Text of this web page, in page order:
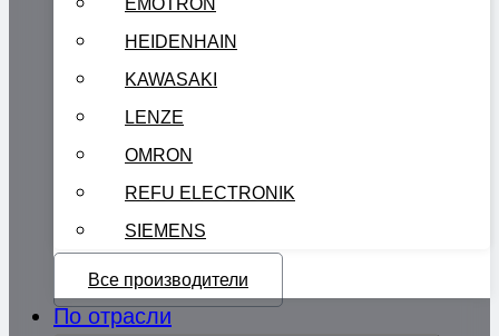
EMOTRON
HEIDENHAIN
KAWASAKI
LENZE
OMRON
REFU ELECTRONIK
SIEMENS
Все производители
По отрасли